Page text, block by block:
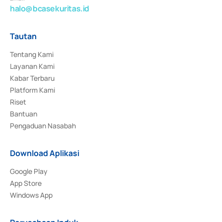
halo@bcasekuritas.id
Tautan
Tentang Kami
Layanan Kami
Kabar Terbaru
Platform Kami
Riset
Bantuan
Pengaduan Nasabah
Download Aplikasi
Google Play
App Store
Windows App